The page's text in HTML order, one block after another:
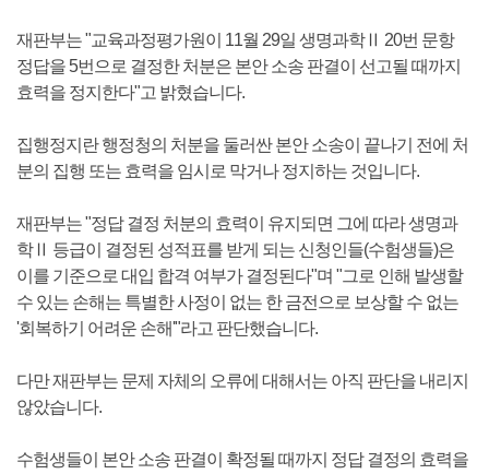
재판부는 "교육과정평가원이 11월 29일 생명과학Ⅱ 20번 문항
정답을 5번으로 결정한 처분은 본안 소송 판결이 선고될 때까지
효력을 정지한다"고 밝혔습니다.
집행정지란 행정청의 처분을 둘러싼 본안 소송이 끝나기 전에 처
분의 집행 또는 효력을 임시로 막거나 정지하는 것입니다.
재판부는 "정답 결정 처분의 효력이 유지되면 그에 따라 생명과
학Ⅱ 등급이 결정된 성적표를 받게 되는 신청인들(수험생들)은
이를 기준으로 대입 합격 여부가 결정된다"며 "그로 인해 발생할
수 있는 손해는 특별한 사정이 없는 한 금전으로 보상할 수 없는
'회복하기 어려운 손해'"라고 판단했습니다.
다만 재판부는 문제 자체의 오류에 대해서는 아직 판단을 내리지
않았습니다.
수험생들이 본안 소송 판결이 확정될 때까지 정답 결정의 효력을